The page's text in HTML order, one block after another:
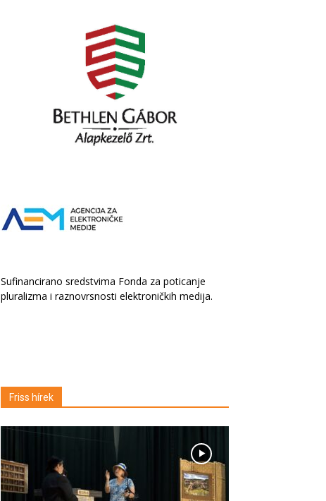
Sufinancirano sredstvima Fonda za poticanje
pluralizma i raznovrsnosti elektroničkih medija.
Friss hírek